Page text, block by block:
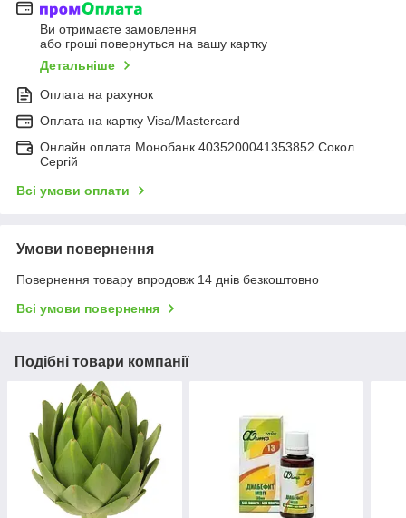
Ви отримаєте замовлення
або гроші повернуться на вашу картку
Детальніше
Оплата на рахунок
Оплата на картку Visa/Mastercard
Онлайн оплата Монобанк 4035200041353852 Сокол
Сергій
Всі умови оплати
Умови повернення
Повернення товару впродовж 14 днів безкоштовно
Всі умови повернення
Подібні товари компанії